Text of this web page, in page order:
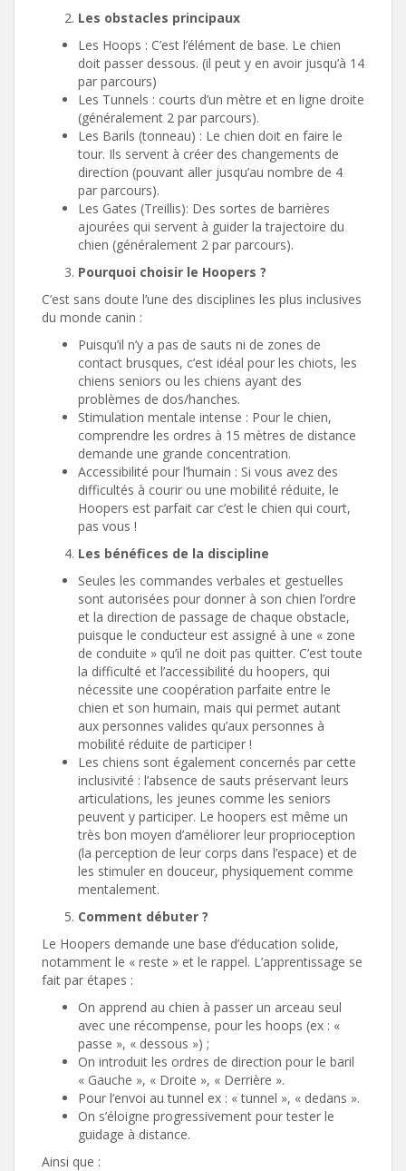
Les obstacles principaux
Les Hoops : C’est l’élément de base. Le chien
doit passer dessous. (il peut y en avoir jusqu’à 14
par parcours)
Les Tunnels : courts d’un mètre et en ligne droite
(généralement 2 par parcours).
Les Barils (tonneau) : Le chien doit en faire le
tour. Ils servent à créer des changements de
direction (pouvant aller jusqu’au nombre de 4
par parcours).
Les Gates (Treillis): Des sortes de barrières
ajourées qui servent à guider la trajectoire du
chien (généralement 2 par parcours).
Pourquoi choisir le Hoopers ?
C’est sans doute l’une des disciplines les plus inclusives
du monde canin :
Puisqu’il n’y a pas de sauts ni de zones de
contact brusques, c’est idéal pour les chiots, les
chiens seniors ou les chiens ayant des
problèmes de dos/hanches.
Stimulation mentale intense : Pour le chien,
comprendre les ordres à 15 mètres de distance
demande une grande concentration.
Accessibilité pour l’humain : Si vous avez des
difficultés à courir ou une mobilité réduite, le
Hoopers est parfait car c’est le chien qui court,
pas vous !
Les bénéfices de la discipline
Seules les commandes verbales et gestuelles
sont autorisées pour donner à son chien l’ordre
et la direction de passage de chaque obstacle,
puisque le conducteur est assigné à une « zone
de conduite » qu’il ne doit pas quitter. C’est toute
la difficulté et l’accessibilité du hoopers, qui
nécessite une coopération parfaite entre le
chien et son humain, mais qui permet autant
aux personnes valides qu’aux personnes à
mobilité réduite de participer !
Les chiens sont également concernés par cette
inclusivité : l’absence de sauts préservant leurs
articulations, les jeunes comme les seniors
peuvent y participer. Le hoopers est même un
très bon moyen d’améliorer leur proprioception
(la perception de leur corps dans l’espace) et de
les stimuler en douceur, physiquement comme
mentalement.
Comment débuter ?
Le Hoopers demande une base d’éducation solide,
notamment le « reste » et le rappel. L’apprentissage se
fait par étapes :
On apprend au chien à passer un arceau seul
avec une récompense, pour les hoops (ex : «
passe », « dessous ») ;
On introduit les ordres de direction pour le baril
« Gauche », « Droite », « Derrière ».
Pour l’envoi au tunnel ex : « tunnel », « dedans ».
On s’éloigne progressivement pour tester le
guidage à distance.
Ainsi que :